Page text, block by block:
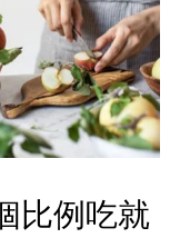
比例吃就